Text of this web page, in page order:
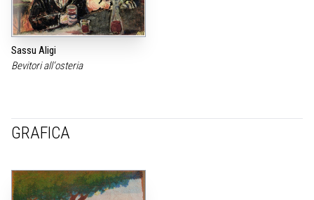
Sassu Aligi
Bevitori all‘osteria
GRAFICA